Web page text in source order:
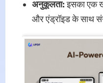
अनुकूलता:इसका एक
और एंड्रॉइड के साथ